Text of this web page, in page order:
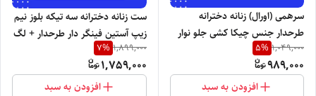
سرهمی (اورال) زنانه دخترانه
طرحدار جنس چیکا کشی جلو نوار
دوزی آستین کوتاه پشت چین دار +
هدبند با تنخور بسیار شیک
1,049,000
5%
989,000
افزودن به سبد
ست زنانه دخترانه سه تیکه بلوز نیم
زیپ آستین فینگر دار طرحدار + لگ
بوت کات کمر پهن + هدبند جنس
آیس خارجی گرم بالا با تنخور بسیار
شیک و جذاب
1,899,000
7%
1,759,000
افزودن به سبد